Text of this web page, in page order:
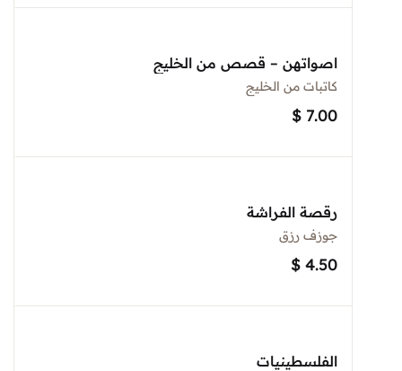
اصواتهن – قصص من الخليج
كاتبات من الخليج
$ 7.00
رقصة الفراشة
جوزف رزق
$ 4.50
الفلسطينيات